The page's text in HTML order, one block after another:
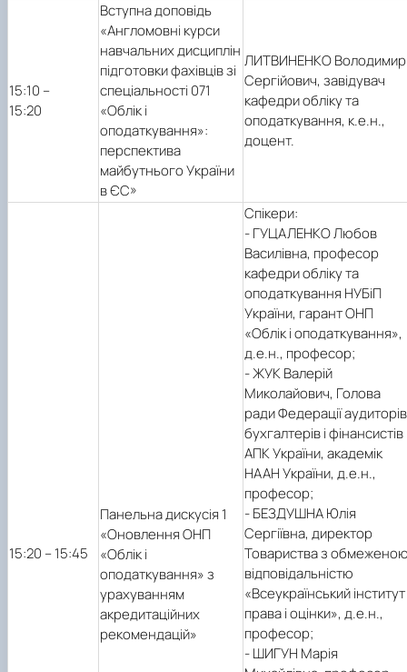
15:10 –
15:20
Вступна доповідь
«Англомовні курси
навчальних дисциплін
підготовки фахівців зі
спеціальності 071
«Облік і
оподаткування»:
перспектива
майбутнього України
в ЄС»
ЛИТВИНЕНКО Володимир
Сергійович, завідувач
кафедри обліку та
оподаткування, к.е.н.,
доцент.
15:20 – 15:45
Панельна дискусія 1
«Оновлення ОНП
«Облік і
оподаткування» з
урахуванням
акредитаційних
рекомендацій»
Спікери:
- ГУЦАЛЕНКО Любов
Василівна, професор
кафедри обліку та
оподаткування НУБіП
України, гарант ОНП
«Облік і оподаткування»,
д.е.н., професор;
- ЖУК Валерій
Миколайович, Голова
ради Федерації
бухгалтерів і фінансистів
АПК України, академік
НААН України, д.е.н.,
професор;
- БЕЗДУШНА Юлія
Сергіївна, директор
Товариства з
відповідальністю
«Всеукраїнський інститут
права і оцінки», д.е.н.,
професор;
- ШИГУН Марія